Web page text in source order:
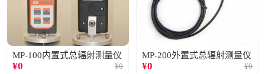
MP-100内置式总辐射测量仪
¥0 ¥0
MP-200外置式总辐射测量仪
¥0 ¥0